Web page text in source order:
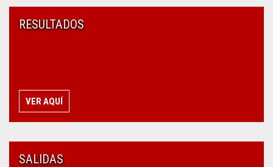
SALIDAS
RESULTADOS
VER AQUÍ